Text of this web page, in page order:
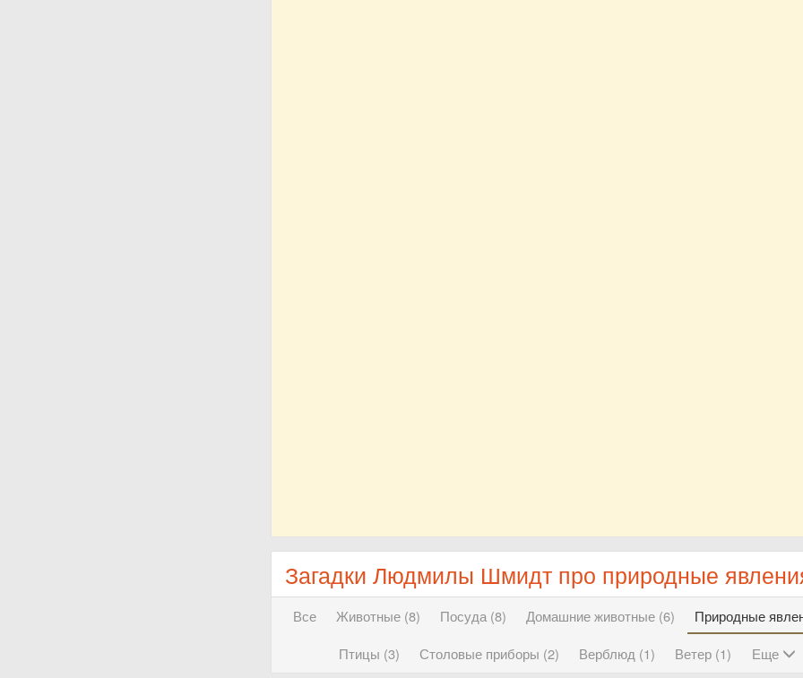
Загадки Людмилы Шмидт про природные
Все Животные (8) Посуда (8) Домашние животные (6)
Природные
Птицы (3)
Столовые приборы (2) Верблюд (1) Ветер (1) Еще